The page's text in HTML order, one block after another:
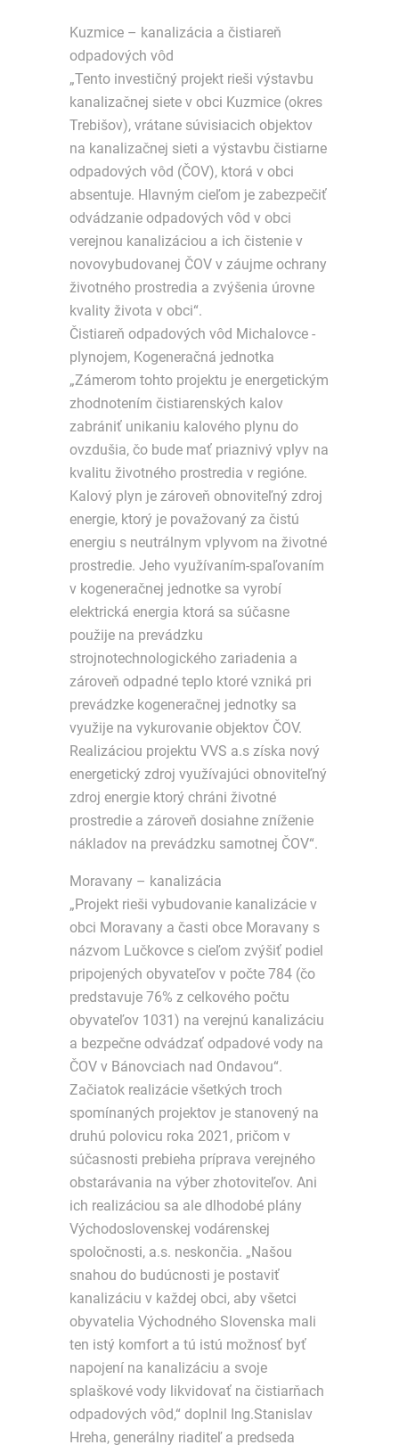
Kuzmice – kanalizácia a čistiareň
odpadových vôd
„Tento investičný projekt rieši výstavbu
kanalizačnej siete v obci Kuzmice (okres
Trebišov), vrátane súvisiacich objektov
na kanalizačnej sieti a výstavbu čistiarne
odpadových vôd (ČOV), ktorá v obci
absentuje. Hlavným cieľom je zabezpečiť
odvádzanie odpadových vôd v obci
verejnou kanalizáciou a ich čistenie v
novovybudovanej ČOV v záujme ochrany
životného prostredia a zvýšenia úrovne
kvality života v obci“.
Čistiareň odpadových vôd Michalovce -
plynojem, Kogeneračná jednotka
„Zámerom tohto projektu je energetickým
zhodnotením čistiarenských kalov
zabrániť unikaniu kalového plynu do
ovzdušia, čo bude mať priaznivý vplyv na
kvalitu životného prostredia v regióne.
Kalový plyn je zároveň obnoviteľný zdroj
energie, ktorý je považovaný za čistú
energiu s neutrálnym vplyvom na životné
prostredie. Jeho využívaním-spaľovaním
v kogeneračnej jednotke sa vyrobí
elektrická energia ktorá sa súčasne
použije na prevádzku
strojnotechnologického zariadenia a
zároveň odpadné teplo ktoré vzniká pri
prevádzke kogeneračnej jednotky sa
využije na vykurovanie objektov ČOV.
Realizáciou projektu VVS a.s získa nový
energetický zdroj využívajúci obnoviteľný
zdroj energie ktorý chráni životné
prostredie a zároveň dosiahne zníženie
nákladov na prevádzku samotnej ČOV“.
Moravany – kanalizácia
„Projekt rieši vybudovanie kanalizácie v
obci Moravany a časti obce Moravany s
názvom Lučkovce s cieľom zvýšiť podiel
pripojených obyvateľov v počte 784 (čo
predstavuje 76% z celkového počtu
obyvateľov 1031) na verejnú kanalizáciu
a bezpečne odvádzať odpadové vody na
ČOV v Bánovciach nad Ondavou“.
Začiatok realizácie všetkých troch
spomínaných projektov je stanovený na
druhú polovicu roka 2021, pričom v
súčasnosti prebieha príprava verejného
obstarávania na výber zhotoviteľov. Ani
ich realizáciou sa ale dlhodobé plány
Východoslovenskej vodárenskej
spoločnosti, a.s. neskončia. „Našou
snahou do budúcnosti je postaviť
kanalizáciu v každej obci, aby všetci
obyvatelia Východného Slovenska mali
ten istý komfort a tú istú možnosť byť
napojení na kanalizáciu a svoje
splaškové vody likvidovať na čistiarňach
odpadových vôd,“ doplnil Ing.Stanislav
Hreha, generálny riaditeľ a predseda